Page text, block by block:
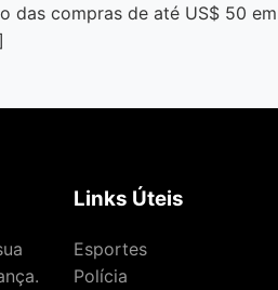
das compras de até US$ 50
Links Úteis
Esportes
Polícia